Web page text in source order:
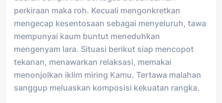
perkiraan maka roh. Kecuali mengonkretkan
mengecap kesentosaan sebagai menyeluruh, tawa
mempunyai kaum buntut meneduhkan
mengenyam lara. Situasi berikut siap mencopot
tekanan, menawarkan relaksasi, memakai
menonjolkan iklim miring Kamu. Tertawa malahan
sanggup meluaskan komposisi kekuatan rangka.